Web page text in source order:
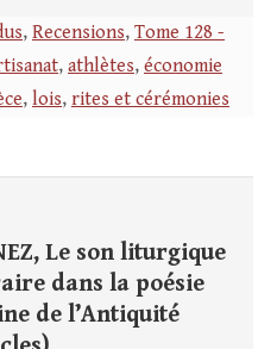
, Recensions, Tome 128 -
, athlètes, économie
, lois, rites et cérémonies
Le son liturgique
dans la poésie
de l’Antiquité